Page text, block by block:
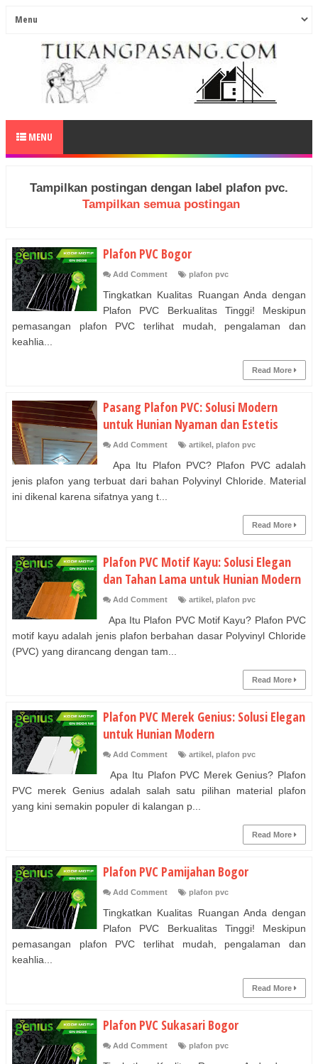
MENU
Tampilkan postingan dengan label plafon pvc.
Tampilkan semua postingan
Plafon PVC Bogor
Add Comment plafon pvc
Tingkatkan Kualitas Ruangan Anda dengan
Plafon PVC Berkualitas Tinggi! Meskipun
pemasangan plafon PVC terlihat mudah, pengalaman dan
keahlia...
Read More
Pasang Plafon PVC: Solusi Modern
untuk Hunian Nyaman dan Estetis
Add Comment artikel, plafon pvc
Apa Itu Plafon PVC? Plafon PVC adalah
jenis plafon yang terbuat dari bahan Polyvinyl Chloride. Material
ini dikenal karena sifatnya yang t...
Read More
Plafon PVC Motif Kayu: Solusi Elegan
dan Tahan Lama untuk Hunian Modern
Add Comment artikel, plafon pvc
Apa Itu Plafon PVC Motif Kayu? Plafon PVC
motif kayu adalah jenis plafon berbahan dasar Polyvinyl Chloride
(PVC) yang dirancang dengan tam...
Read More
Plafon PVC Merek Genius: Solusi Elegan
untuk Hunian Modern
Add Comment artikel, plafon pvc
Apa Itu Plafon PVC Merek Genius? Plafon
PVC merek Genius adalah salah satu pilihan material plafon
yang kini semakin populer di kalangan p...
Read More
Plafon PVC Pamijahan Bogor
Add Comment plafon pvc
Tingkatkan Kualitas Ruangan Anda dengan
Plafon PVC Berkualitas Tinggi! Meskipun
pemasangan plafon PVC terlihat mudah, pengalaman dan
keahlia...
Read More
Plafon PVC Sukasari Bogor
Add Comment plafon pvc